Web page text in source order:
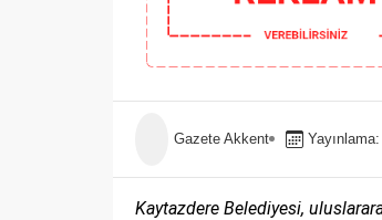
Gazete Akkent
Kaytazdere Belediyesi,